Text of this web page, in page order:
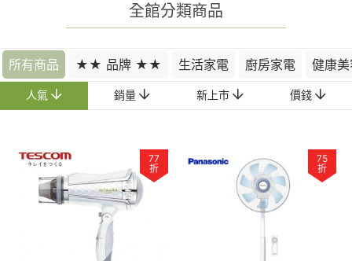
全館分類商品
所有商品 ★★ 品牌 ★★ 生活家電 廚房家電 健康
人氣 銷量 新上市 價錢
77
折
75
折